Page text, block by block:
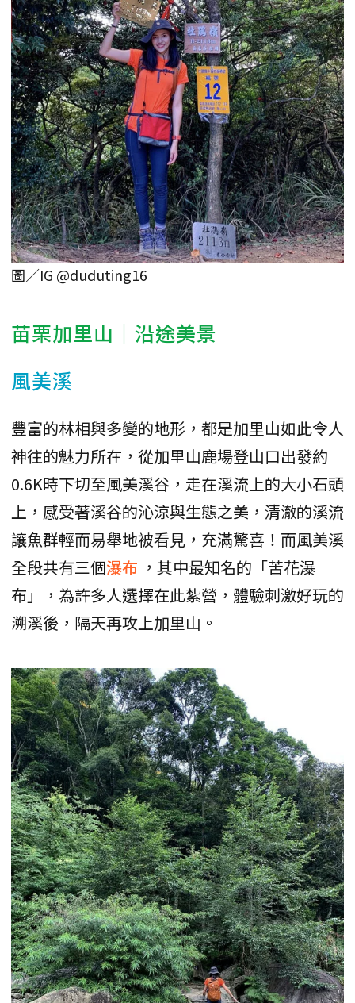
圖／IG @duduting16
苗栗加里山｜沿途美景
風美溪
豐富的林相與多變的地形，都是加里山如此令人
神往的魅力所在，從加里山鹿場登山口出發約
0.6K時下切至風美溪谷，走在溪流上的大小石頭
上，感受著溪谷的沁涼與生態之美，清澈的溪流
讓魚群輕而易舉地被看見，充滿驚喜！而風美溪
全段共有三個瀑布 ，其中最知名的「苦花瀑
布」，為許多人選擇在此紮營，體驗刺激好玩的
溯溪後，隔天再攻上加里山。